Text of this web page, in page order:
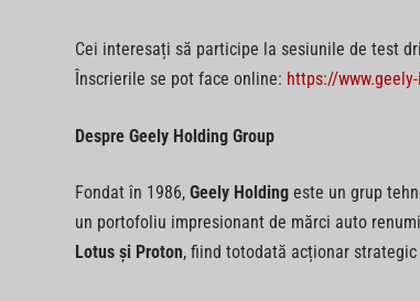
Cei interesați să participe la sesiunile de test
Înscrierile se pot face online: https://
Despre Geely Holding Group
Fondat în 1986, Geely Holdingeste un grup
un portofoliu impresionant de mărci auto
Lotus și Proton, fiind totodată acționar